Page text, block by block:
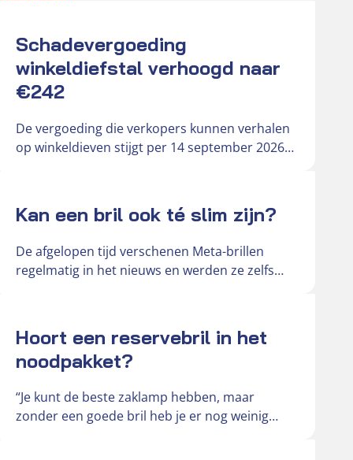
Schadevergoeding
winkeldiefstal verhoogd naar
€242
De vergoeding die verkopers kunnen verhalen
op winkeldieven stijgt per 14 september 2026
Kan een bril ook té slim zijn?
De afgelopen tijd verschenen Meta-brillen
regelmatig in het nieuws en werden ze zelfs
Hoort een reservebril in het
noodpakket?
“Je kunt de beste zaklamp hebben, maar
zonder een goede bril heb je er nog weinig